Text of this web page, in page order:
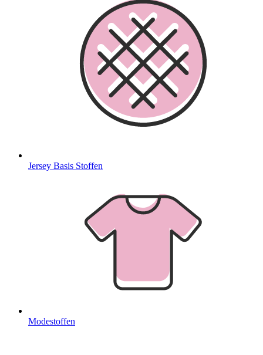
Jersey Basis Stoffen
Modestoffen